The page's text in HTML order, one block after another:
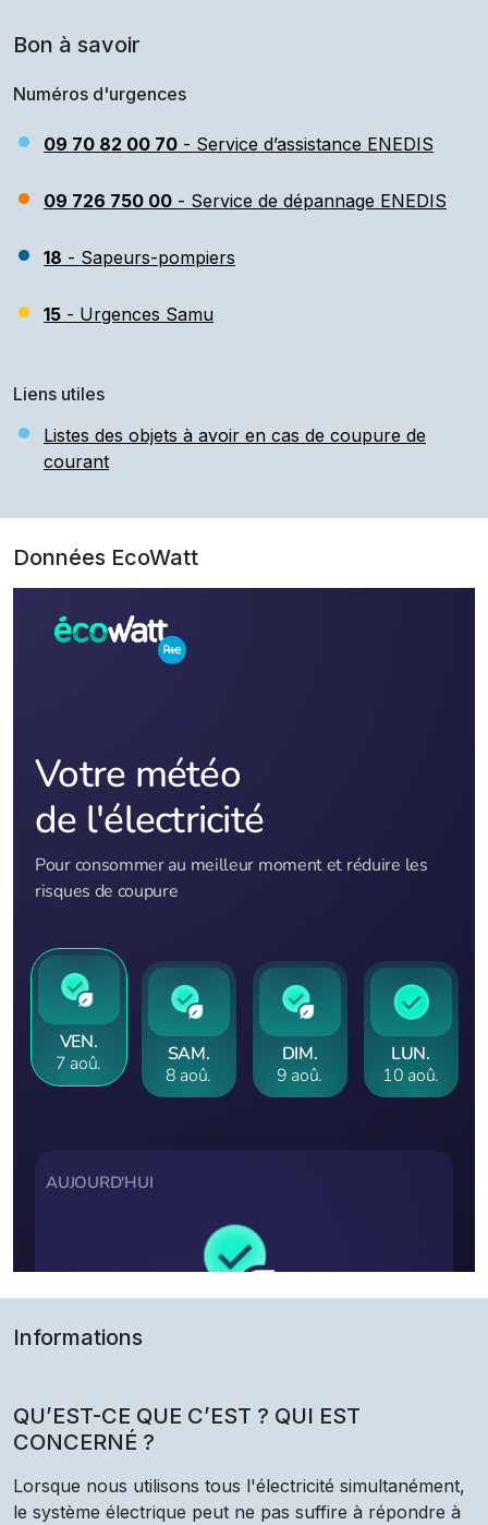
Bon à savoir
Numéros d'urgences
09 70 82 00 70 - Service d’assistance ENEDIS
09 726 750 00 - Service de dépannage ENEDIS
18 - Sapeurs-pompiers
15 - Urgences Samu
Liens utiles
Listes des objets à avoir en cas de coupure de
courant
Données EcoWatt
Informations
QU’EST-CE QUE C’EST ? QUI EST
CONCERNÉ ?
Lorsque nous utilisons tous l'électricité simultanément,
le système électrique peut ne pas suffire à répondre à